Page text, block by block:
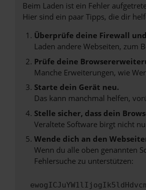
Beim Laden ist ein Fehler
Hier sind ein paar Tipps, die dir
Überprüfe deine Firewall
Laden andere Webseiten, zum
Prüfe deine
Manche Erweiterungen, wie
Starte dein Gerät neu.
Das kann manchmal helfen,
Stelle sicher, dass dein
Veraltete Software birgt nicht
Wende dich an den
Wenn du alle oben genannten
Fehlersuche zu unterstützen: